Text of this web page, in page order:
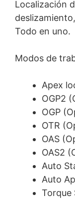
Localización
Todo en uno.
Modos de
Apex
OGP2
OGP
OTR
OAS
OAS2
Auto
Auto
Torque